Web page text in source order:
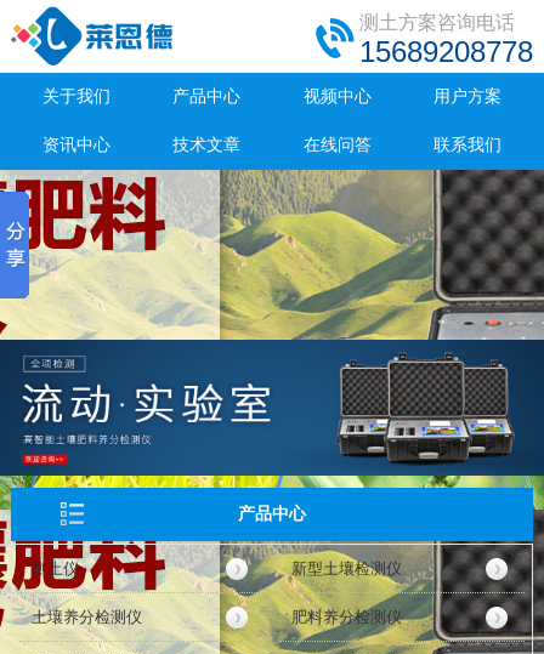
测土方案咨询电话
15689208778
关于我们 产品中心 视频中心 用户方案
资讯中心 技术文章 在线问答 联系我们
产品中心
测土仪 新型土壤检测仪
土壤养分检测仪 肥料养分检测仪